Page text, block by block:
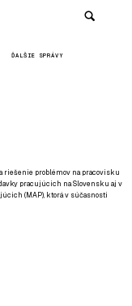
ĎALŠIE SPRÁVY
riešenie problémov na pracovisku
pracujúcich na Slovensku aj v
(MAP), ktorá v súčasnosti